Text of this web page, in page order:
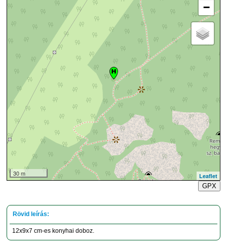
−
30 m
Leaflet
GPX
12x9x7 cm-es konyhai doboz.